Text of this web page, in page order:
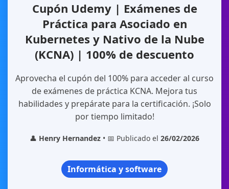
Cupón Udemy | Exámenes de
Práctica para Asociado en
Kubernetes y Nativo de la Nube
(KCNA) | 100% de descuento
Aprovecha el cupón del 100% para acceder al curso
de exámenes de práctica KCNA. Mejora tus
habilidades y prepárate para la certificación. ¡Solo
por tiempo limitado!
👤 Henry Hernandez • 📅 Publicado el 26/02/2026
Informática y software